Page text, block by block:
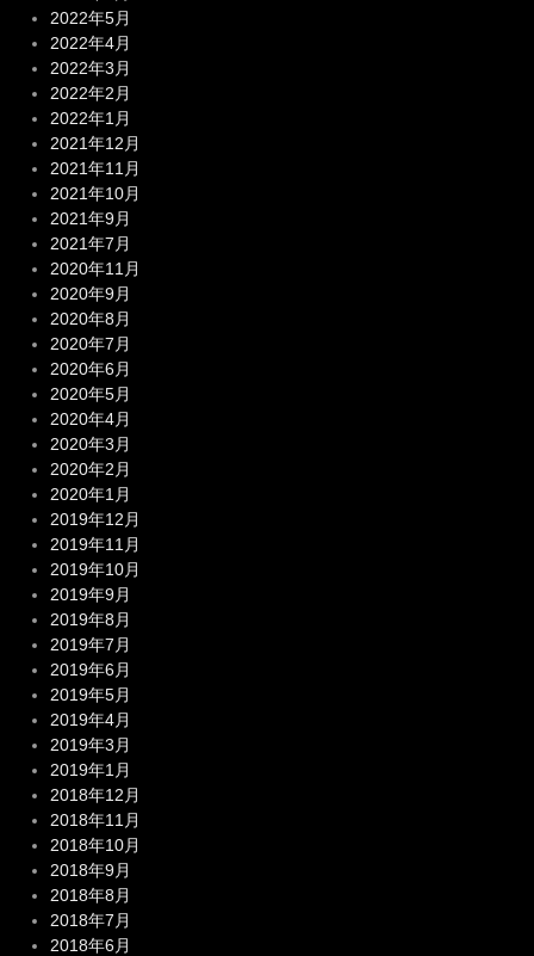
2022年5月
2022年4月
2022年3月
2022年2月
2022年1月
2021年12月
2021年11月
2021年10月
2021年9月
2021年7月
2020年11月
2020年9月
2020年8月
2020年7月
2020年6月
2020年5月
2020年4月
2020年3月
2020年2月
2020年1月
2019年12月
2019年11月
2019年10月
2019年9月
2019年8月
2019年7月
2019年6月
2019年5月
2019年4月
2019年3月
2019年1月
2018年12月
2018年11月
2018年10月
2018年9月
2018年8月
2018年7月
2018年6月